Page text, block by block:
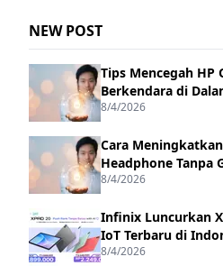
NEW POST
Tips Mencegah HP
Berkendara di
8/4/2026
Cara
Headphone Tanpa
8/4/2026
Infinix Luncurkan
IoT Terbaru di
8/4/2026